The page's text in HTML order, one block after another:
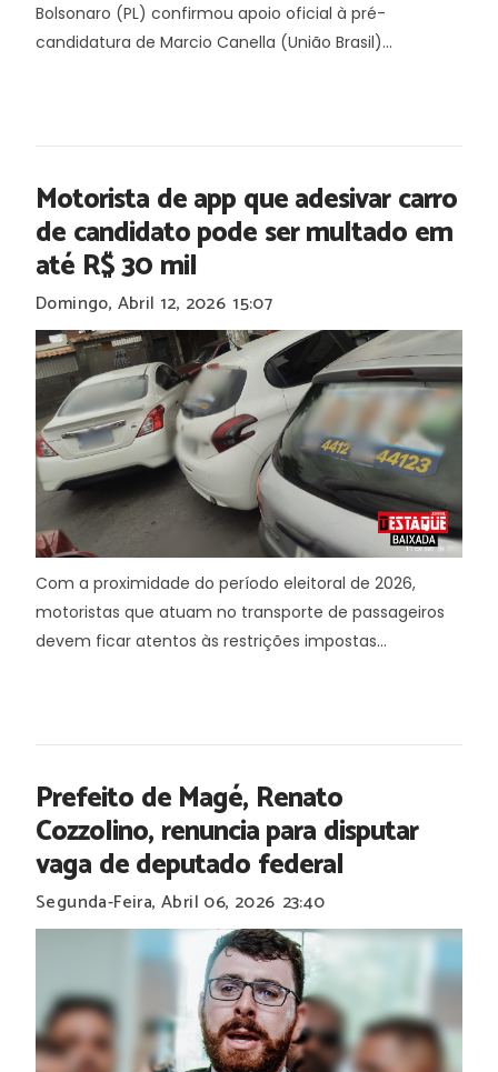
Bolsonaro (PL) confirmou apoio oficial à pré-
candidatura de Marcio Canella (União Brasil)...
Motorista de app que adesivar carro
de candidato pode ser multado em
até R$ 30 mil
Domingo, Abril 12, 2026 15:07
Com a proximidade do período eleitoral de 2026,
motoristas que atuam no transporte de passageiros
devem ficar atentos às restrições impostas...
Prefeito de Magé, Renato
Cozzolino, renuncia para disputar
vaga de deputado federal
Segunda-Feira, Abril 06, 2026 23:40